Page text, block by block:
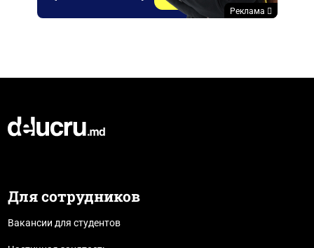
Реклама
Для сотрудников
Вакансии для студентов